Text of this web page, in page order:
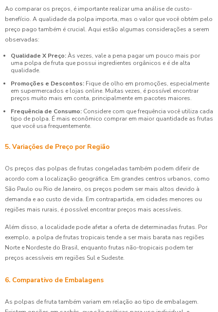
Ao comparar os preços, é importante realizar uma análise de custo-
benefício. A qualidade da polpa importa, mas o valor que você obtém pelo
preço pago também é crucial. Aqui estão algumas considerações a serem
observadas:
Qualidade X Preço:Às vezes, vale a pena pagar um pouco mais por
uma polpa de fruta que possui ingredientes orgânicos e é de alta
qualidade.
Promoções e Descontos: Fique de olho em promoções, especialmente
em supermercados e lojas online. Muitas vezes, é possível encontrar
preços muito mais em conta, principalmente em pacotes maiores.
Frequência de Consumo: Considere com que frequência você utiliza cada
tipo de polpa. É mais econômico comprar em maior quantidade as frutas
que você usa frequentemente.
5. Variações de Preço por Região
Os preços das polpas de frutas congeladas também podem diferir de
acordo com a localização geográfica. Em grandes centros urbanos, como
São Paulo ou Rio de Janeiro, os preços podem ser mais altos devido à
demanda e ao custo de vida. Em contrapartida, em cidades menores ou
regiões mais rurais, é possível encontrar preços mais acessíveis.
Além disso, a localidade pode afetar a oferta de determinadas frutas. Por
exemplo, a polpa de frutas tropicais tende a ser mais barata nas regiões
Norte e Nordeste do Brasil, enquanto frutas não-tropicais podem ter
preços acessíveis em regiões Sul e Sudeste.
6. Comparativo de Embalagens
As polpas de fruta também variam em relação ao tipo de embalagem.